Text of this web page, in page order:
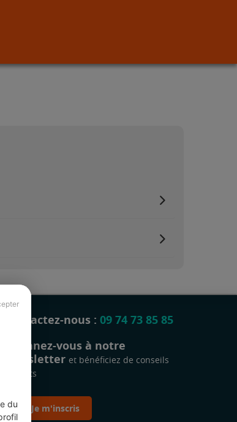
du
Contactez-nous : 09 74 73 85 85
Abonnez-vous à notre
newsletter et bénéficiez de conseils
gratuits
Je m'inscris